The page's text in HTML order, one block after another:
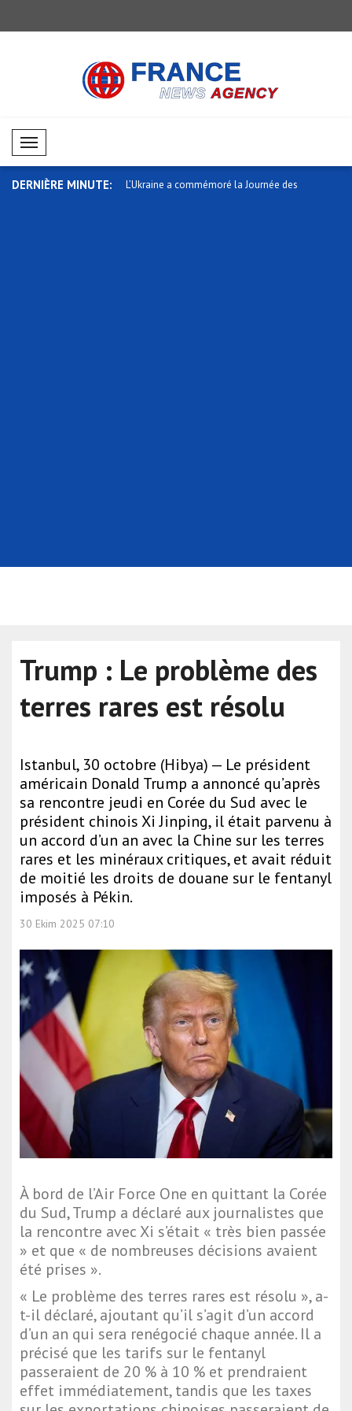
Mobil Menü
DERNIÈRE MINUTE:
la Journée des Zelensky : Les sanctions contre les
Trump : Le problème des
terres rares est résolu
Istanbul, 30 octobre (Hibya) — Le président
américain Donald Trump a annoncé qu’après
sa rencontre jeudi en Corée du Sud avec le
président chinois Xi Jinping, il était parvenu à
un accord d’un an avec la Chine sur les terres
rares et les minéraux critiques, et avait réduit
de moitié les droits de douane sur le fentanyl
imposés à Pékin.
30 Ekim 2025 07:10
À bord de l’Air Force One en quittant la Corée
du Sud, Trump a déclaré aux journalistes que
la rencontre avec Xi s’était « très bien passée
» et que « de nombreuses décisions avaient
été prises ».
« Le problème des terres rares est résolu », a-
t-il déclaré, ajoutant qu’il s’agit d’un accord
d’un an qui sera renégocié chaque année. Il a
précisé que les tarifs sur le fentanyl
passeraient de 20 % à 10 % et prendraient
effet immédiatement, tandis que les taxes